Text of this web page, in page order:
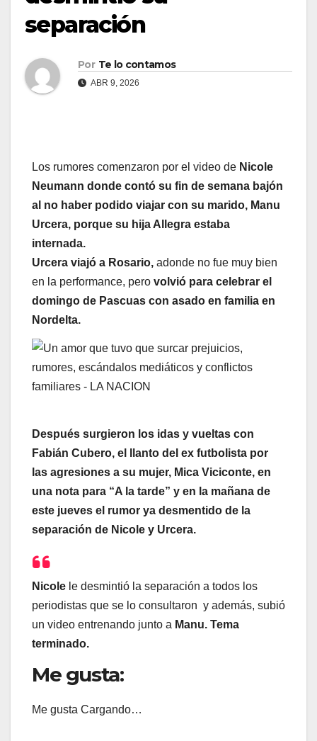
separación
Por Te lo contamos
ABR 9, 2026
Los rumores comenzaron por el video de Nicole
Neumann donde contó su fin de semana bajón
al no haber podido viajar con su marido, Manu
Urcera, porque su hija Allegra estaba
internada.
Urcera viajó a Rosario, adonde no fue muy bien
en la performance, pero volvió para celebrar el
domingo de Pascuas con asado en familia en
Nordelta.
Después surgieron los idas y vueltas con
Fabián Cubero, el llanto del ex futbolista por
las agresiones a su mujer, Mica Viciconte, en
una nota para “A la tarde” y en la mañana de
este jueves el rumor ya desmentido de la
separación de Nicole y Urcera.
Nicole le desmintió la separación a todos los
periodistas que se lo consultaron y además, subió
un video entrenando junto a Manu. Tema
terminado.
Me gusta:
Me gusta Cargando…